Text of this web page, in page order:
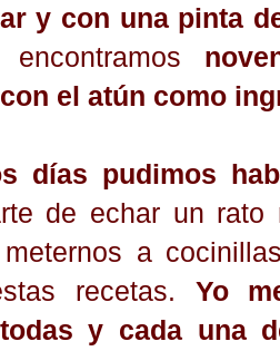
y con una pinta
el atún como
días pudimos
de echar un rato
a
recetas. Yo
y cada una